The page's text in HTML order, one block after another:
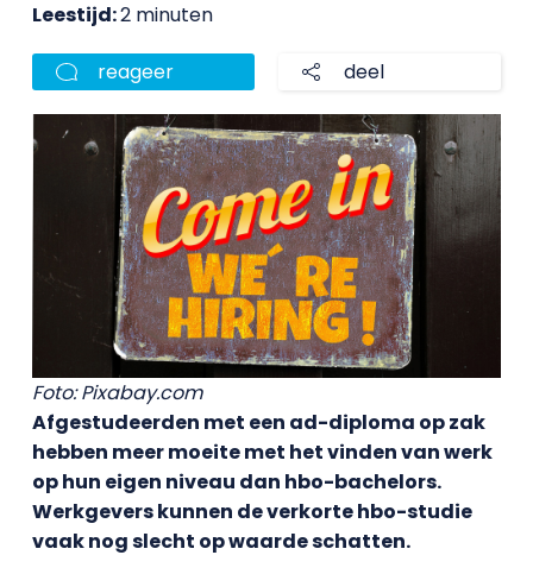
Leestijd:2 minuten
reageer deel
Foto: Pixabay.com
Afgestudeerden met een ad-diploma op zak
hebben meer moeite met het vinden van werk
op hun eigen niveau dan hbo-bachelors.
Werkgevers kunnen de verkorte hbo-studie
vaak nog slecht op waarde schatten.